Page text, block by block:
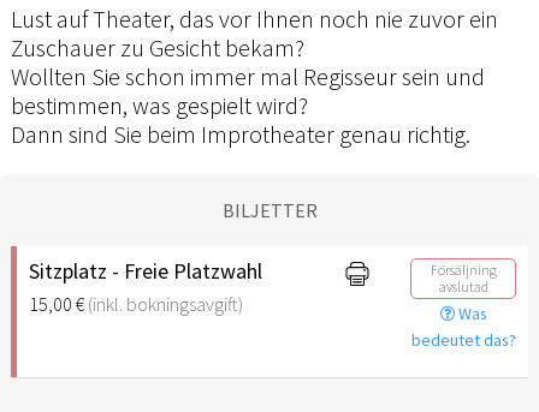
Lust auf Theater, das vor Ihnen noch nie zuvor ein
Zuschauer zu Gesicht bekam?
Wollten Sie schon immer mal Regisseur sein und
bestimmen, was gespielt wird?
Dann sind Sie beim Improtheater genau richtig.
BILJETTER
Sitzplatz - Freie Platzwahl
15,00 €(inkl. bokningsavgift)
Försäljning
avslutad
Was
bedeutet das?